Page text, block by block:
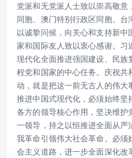
党派和无党派人士致以崇高敬意
同胞、澳门特别行政区同胞、台
以诚挚问候，向关心和支持新中
家和国际友人致以衷心感谢。习
现代化全面推进强国建设、民族
程党和国家的中心任务。庆祝共
动，就是把这一前无古人的伟大
推进中国式现代化，必须始终坚
各方的领导核心作用，坚决维护
一领导，持之以恒推进全面从严
我革命引领伟大社会革命。必须
会主义道路，进一步全面深化改